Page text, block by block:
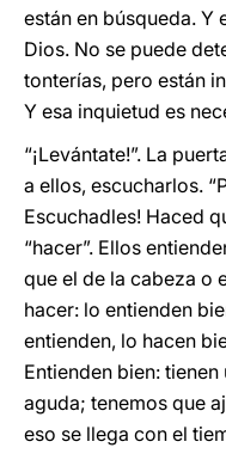
están en búsqueda. Y
Dios. No se puede
tonterías, pero están
Y esa inquietud es
“¡Levántate!”. La
a ellos, escucharlos.
Escuchadles! Haced
“hacer”. Ellos
que el de la cabeza o
hacer: lo entienden
entienden, lo hacen
Entienden bien:
aguda; tenemos que
eso se llega con el